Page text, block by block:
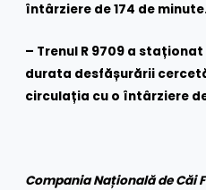
întârziere de 174 de
– Trenul R 9709 a
durata desfășurării
circulația cu o întârziere
Compania Națională de Căi